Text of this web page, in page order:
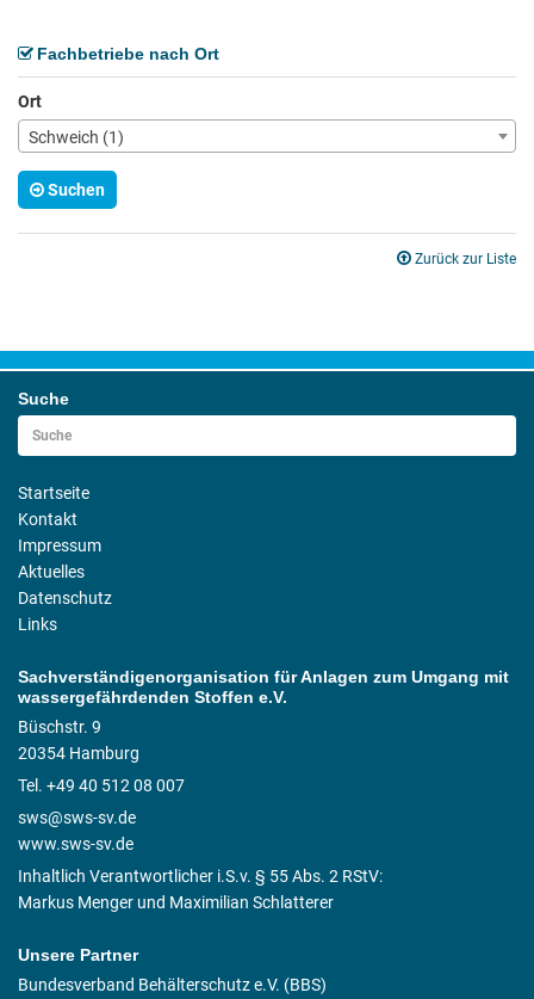
Fachbetriebe nach Ort
Ort
Schweich (1)
Suchen
Zurück zur Liste
Suche
Startseite
Kontakt
Impressum
Aktuelles
Datenschutz
Links
Sachverständigenorganisation für Anlagen zum Umgang mit
wassergefährdenden Stoffen e.V.
Büschstr. 9
20354 Hamburg
Tel. +49 40 512 08 007
sws@sws-sv.de
www.sws-sv.de
Inhaltlich Verantwortlicher i.S.v. § 55 Abs. 2 RStV:
Markus Menger und Maximilian Schlatterer
Unsere Partner
Bundesverband Behälterschutz e.V. (BBS)